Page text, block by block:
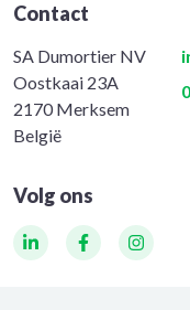
Contact
SA Dumortier NV
Oostkaai 23A
2170 Merksem
België
Volg ons
LinkedInFacebook